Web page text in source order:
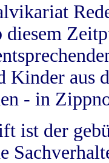
Kinder aus
- in
ist der